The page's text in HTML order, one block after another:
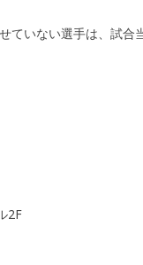
いない選手は、試合
2F